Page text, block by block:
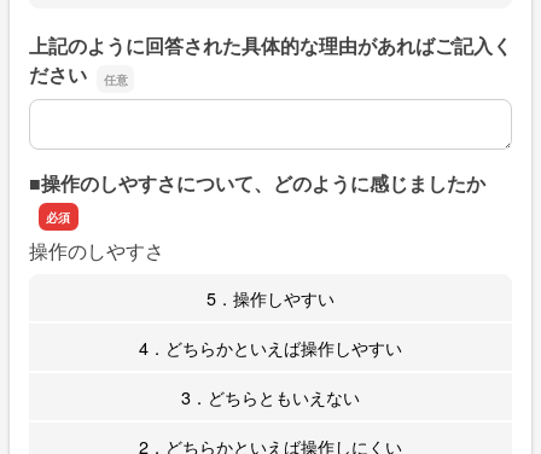
上記のように回答された具体的な理由があればご記入く
ださい
上記のように回答された具体的な理由があればご記入くだ
■操作のしやすさについて、どのように感じましたか
操作のしやすさ
5．操作しやすい
4．どちらかといえば操作しやすい
3．どちらともいえない
2．どちらかといえば操作しにくい